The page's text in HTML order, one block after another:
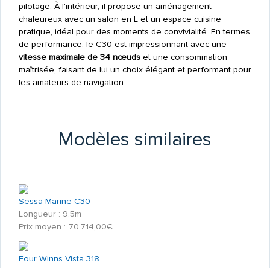
pilotage. À l'intérieur, il propose un aménagement
chaleureux avec un salon en L et un espace cuisine
pratique, idéal pour des moments de convivialité. En termes
de performance, le C30 est impressionnant avec une
vitesse maximale de 34 nœudset une consommation
maîtrisée, faisant de lui un choix élégant et performant pour
les amateurs de navigation.
Modèles similaires
Sessa Marine C30
Longueur : 9.5m
Prix moyen : 70 714,00€
Four Winns Vista 318